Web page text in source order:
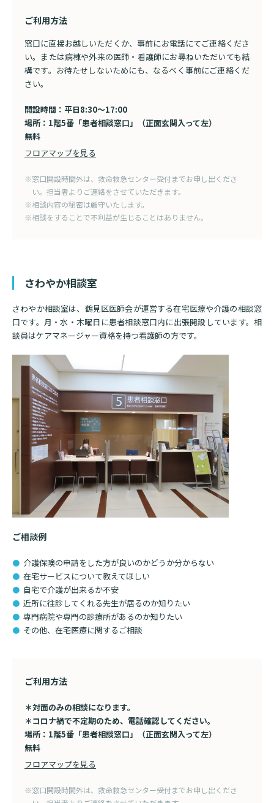
特長
東部病院の特長
一歩先の医療の提供
広報誌「とーぶたいむ」
ご来院にあたって
交通アクセス
フロアマップ
院内施設のご案内
LINEサービスについて
無料低額診療のご案内
よくあるご質問
訪問看護指示書について
医療関係者向け講習・研修
人材開発センター
当院退職後のカルテ閲覧手続きについて
当院退職後のカルテ閲覧手続き
クラウドファンディング
予約変更・確認
取材の申し込み プライバシーポリシー
ご利用方法
窓口に直接お越しいただくか、事前にお電話にてご連絡くださ
い。または病棟や外来の医師・看護師にお尋ねいただいても結
構です。お待たせしないためにも、なるべく事前にご連絡くだ
さい。
開設時間：平日8:30〜17:00
場所：1階5番「患者相談窓口」（正面玄関入って左）
無料
フロアマップを見る
※窓口開設時間外は、救命救急センター受付までお申し出くださ
い。担当者よりご連絡をさせていただきます。
※相談内容の秘密は厳守いたします。
※相談をすることで不利益が生じることはありません。
さわやか相談室
さわやか相談室は、鶴見区医師会が運営する在宅医療や介護の相談窓
口です。月・水・木曜日に患者相談窓口内に出張開設しています。相
談員はケアマネージャー資格を持つ看護師の方です。
ご相談例
介護保険の申請をした方が良いのかどうか分からない
在宅サービスについて教えてほしい
自宅で介護が出来るか不安
近所に往診してくれる先生が居るのか知りたい
専門病院や専門の診療所があるのか知りたい
その他、在宅医療に関するご相談
ご利用方法
＊対面のみの相談になります。
＊コロナ禍で不定期のため、電話確認してください。
場所：1階5番「患者相談窓口」（正面玄関入って左）
無料
フロアマップを見る
※窓口開設時間外は、救命救急センター受付までお申し出くださ